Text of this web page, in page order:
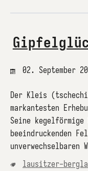
02. September
Der Kleis
markantesten
Seine
beeindruckenden
unverwechselbaren
lausitzer-